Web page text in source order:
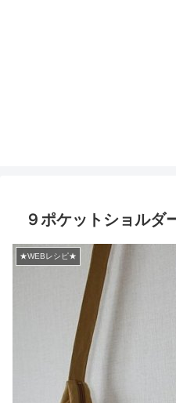
９ポケットショルダ
★WEBレシピ★